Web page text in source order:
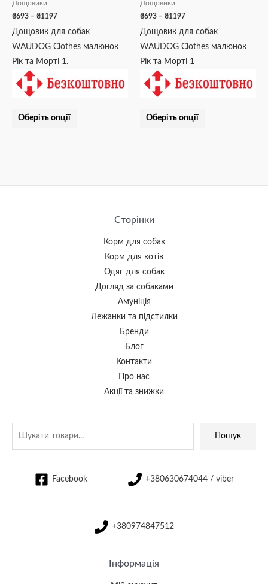
Дощовики
₴693 – ₴1197
Дощовик для собак
WAUDOG Clothes малюнок
Рік та Морті 1.
Оберіть опції
Дощовики
₴693 – ₴1197
Дощовик для собак
WAUDOG Clothes малюнок
Рік та Морті 1
Оберіть опції
Сторінки
Корм для собак
Корм для котів
Одяг для собак
Догляд за собаками
Амуніція
Лежанки та підстилки
Бренди
Блог
Контакти
Про нас
Акції та знижки
Пошук
Facebook +380630674044 / viber
+380974847512
Інформація